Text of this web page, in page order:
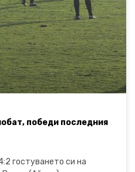
победи последния
гостуването си на